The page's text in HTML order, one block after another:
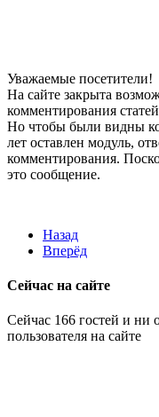
Уважаемые посетители!
На сайте закрыта
комментирования
Но чтобы были видны
лет оставлен модуль,
комментирования.
это сообщение.
Назад
Вперёд
Сейчас на сайте
Сейчас 166 гостей и ни
пользователя на сайте